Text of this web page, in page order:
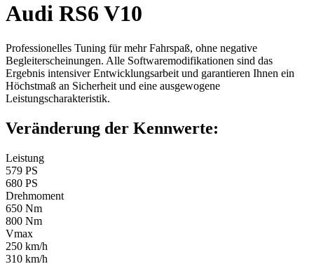
Audi RS6 V10
Professionelles Tuning für mehr Fahrspaß, ohne negative
Begleiterscheinungen. Alle Softwaremodifikationen sind das
Ergebnis intensiver Entwicklungsarbeit und garantieren Ihnen ein
Höchstmaß an Sicherheit und eine ausgewogene
Leistungscharakteristik.
Veränderung der Kennwerte:
Leistung
579 PS
680 PS
Drehmoment
650 Nm
800 Nm
Vmax
250 km/h
310 km/h